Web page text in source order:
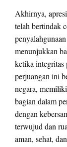
Akhirnya,
telah bertindak
menunjukkan
ketika integritas
perjuangan ini
negara,
bagian dalam
dengan
terwujud dan
aman, sehat,